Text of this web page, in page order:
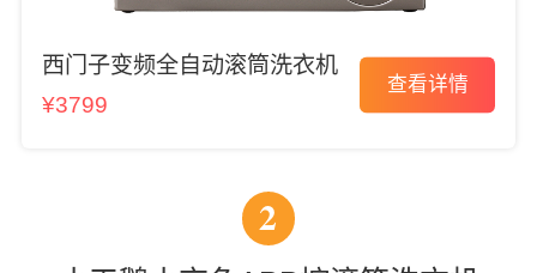
西门子变频全自动滚筒洗衣机
¥3799
查看详情
2